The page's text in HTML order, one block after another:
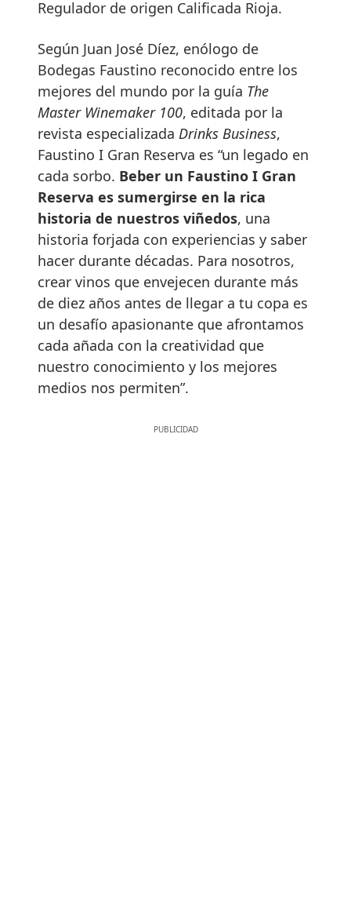
Regulador de origen Calificada Rioja.
Según Juan José Díez, enólogo de
Bodegas Faustino reconocido entre los
mejores del mundo por la guía The
Master Winemaker 100, editada por la
revista especializada Drinks Business,
Faustino I Gran Reserva es “un legado en
cada sorbo. Beber un Faustino I Gran
Reserva es sumergirse en la rica
historia de nuestros viñedos, una
historia forjada con experiencias y saber
hacer durante décadas. Para nosotros,
crear vinos que envejecen durante más
de diez años antes de llegar a tu copa es
un desafío apasionante que afrontamos
cada añada con la creatividad que
nuestro conocimiento y los mejores
medios nos permiten”.